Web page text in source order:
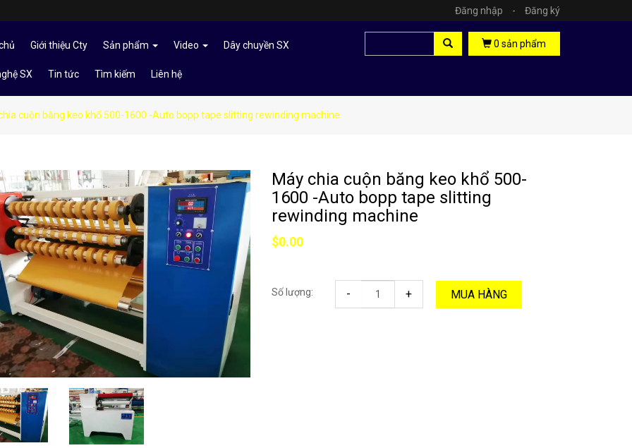
Đăng nhập - Đăng ký
Giới thiệu Cty Sản phẩm Video Dây chuyền SX
SX Tin tức Tìm kiếm Liên hệ
0 sản phẩm
cuộn băng keo khổ 500-1600 -Auto bopp tape slitting rewinding machine
Máy chia cuộn băng keo khổ 500-
1600 -Auto bopp tape slitting
rewinding machine
$0.00
Số lượng: - + MUA HÀNG